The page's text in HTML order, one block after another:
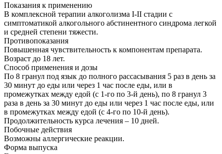
Показания к применению
В комплексной терапии алкоголизма I-II стадии с
симптоматикой алкогольного абстинентного синдрома легкой
и средней степени тяжести.
Противопоказания
Повышенная чувствительность к компонентам препарата.
Возраст до 18 лет.
Способ применения и дозы
По 8 гранул под язык до полного рассасывания 5 раз в день за
30 минут до еды или через 1 час после еды, или в
промежутках между едой (с 1-го по 3-й день), по 8 гранул 3
раза в день за 30 минут до еды или через 1 час после еды, или
в промежутках между едой (с 4-го по 10-й день).
Продолжительность курса лечения – 10 дней.
Побочные действия
Возможны аллергические реакции.
Форма выпуска